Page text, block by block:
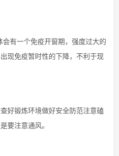
有一个免疫开窗期，强度过大的
现免疫暂时性的下降，不利于现
好锻炼环境做好安全防范注意磕
要注意通风。